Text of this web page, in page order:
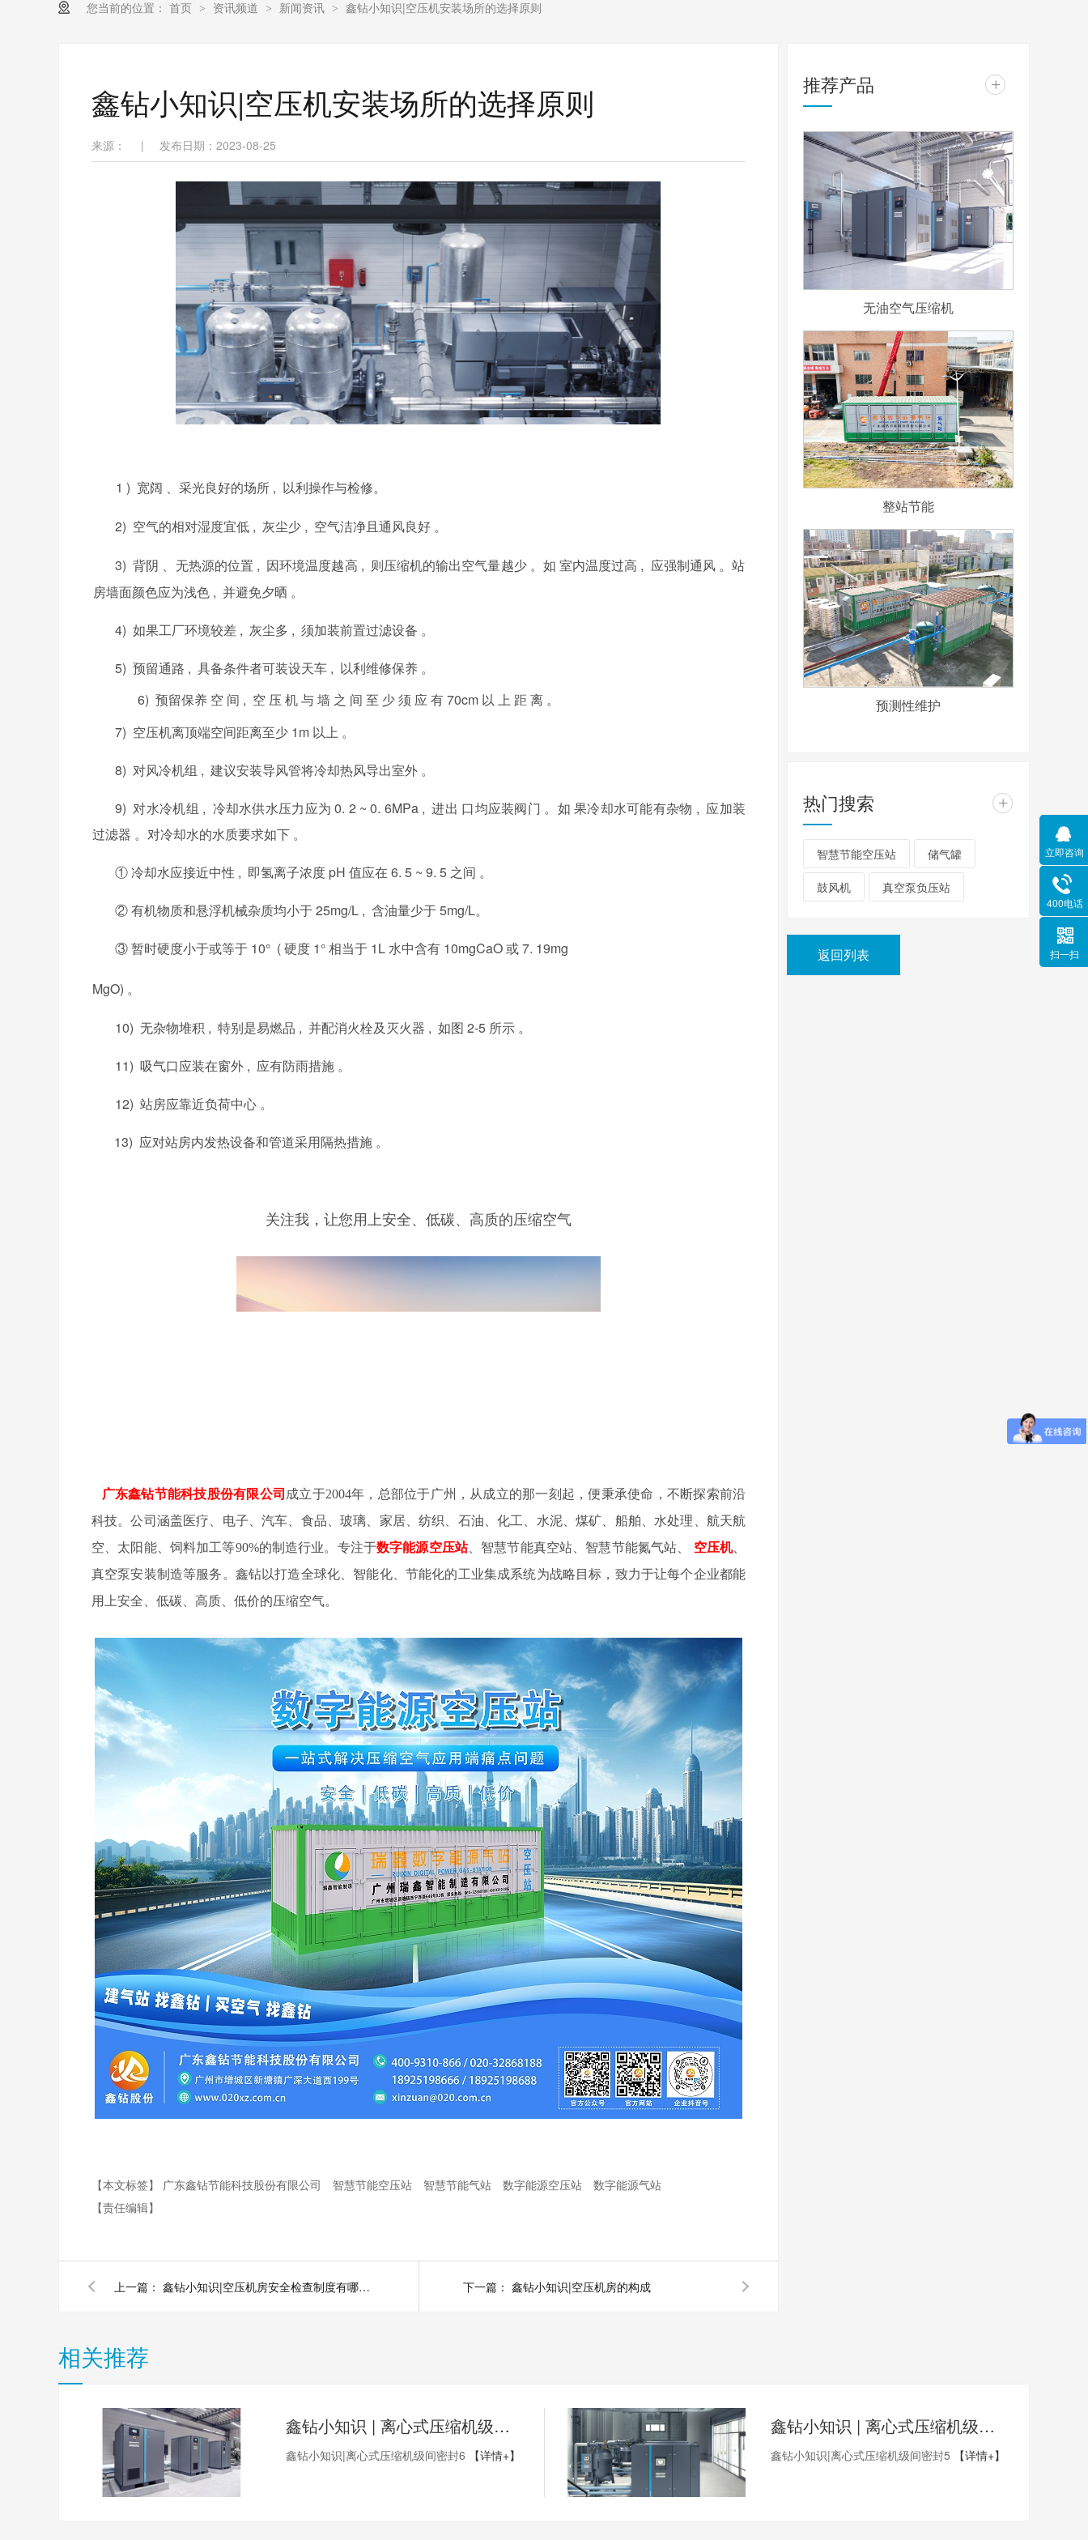
您当前的位置： 首页 > 资讯频道 > 新闻资讯 > 鑫钻小知识|空压机安装场所的选择原则
鑫钻小知识|空压机安装场所的选择原则
来源： | 发布日期：2023-08-25
1 ) 宽阔 、采光良好的场所 , 以利操作与检修。
2) 空气的相对湿度宜低, 灰尘少 , 空气洁净且通风良好 。
3) 背阴 、无热源的位置 , 因环境温度越高 , 则压缩机的输出空气量越少 。如 室内温度过高 , 应强制通风 。站
房墙面颜色应为浅色 , 并避免夕晒 。
4) 如果工厂环境较差 , 灰尘多 , 须加装前置过滤设备 。
5) 预留通路 , 具备条件者可装设天车 , 以利维修保养 。
6) 预留保养 空 间 , 空 压 机 与 墙 之 间 至 少 须 应 有70cm 以 上 距 离 。
7) 空压机离顶端空间距离至少 1m 以上 。
8) 对风冷机组 , 建议安装导风管将冷却热风导出室外 。
9) 对水冷机组 , 冷却水供水压力应为 0. 2 ~ 0. 6MPa , 进出 口均应装阀门 。如 果冷却水可能有杂物 , 应加装
过滤器 。对冷却水的水质要求如下 。
① 冷却水应接近中性 , 即氢离子浓度 pH值应在 6. 5 ~ 9. 5 之间 。
② 有机物质和悬浮机械杂质均小于25mg/L , 含油量少于 5mg/L。
③ 暂时硬度小于或等于 10° ( 硬度 1° 相当于 1L水中含有 10mgCaO或7. 19mg
MgO) 。
10) 无杂物堆积 , 特别是易燃品 , 并配消火栓及灭火器 , 如图 2-5 所示 。
11) 吸气口应装在窗外 , 应有防雨措施 。
12) 站房应靠近负荷中心 。
13) 应对站房内发热设备和管道采用隔热措施 。
关注我，让您用上安全、低碳、高质的压缩空气
广东鑫钻节能科技股份有限公司 成立于2004年，总部位于广州，从成立的那一刻起，便秉承使命，不断探索前沿
科技。公司涵盖医疗、电子、汽车、食品、玻璃、家居、纺织、石油、化工、水泥、煤矿、船舶、水处理、航天航
空、太阳能、饲料加工等90%的制造行业。专注于数字能源空压站、智慧节能真空站、智慧节能氮气站、 空压机、
真空泵安装制造等服务。鑫钻以打造全球化、智能化、节能化的工业集成系统为战略目标，致力于让每个企业都能
用上安全、低碳、高质、低价的压缩空气。
【本文标签】 广东鑫钻节能科技股份有限公司 智慧节能空压站 智慧节能气站 数字能源空压站
数字能源气站
【责任编辑】
上一篇： 鑫钻小知识|空压机房安全检查制度有哪些？（上） 下一篇： 鑫钻小知识|空压机房的构成
推荐产品 +
无油空气压缩机
整站节能
预测性维护
热门搜索 +
智慧节能空压站 储气罐
鼓风机 真空泵负压站
返回列表
相关推荐
鑫钻小知识 | 离心式压缩机级间密封6
鑫钻小知识|离心式压缩机级间密封6 【详情+】
鑫钻小知识 | 离心式压缩机级间密封5
鑫钻小知识|离心式压缩机级间密封5 【详情+】
立即咨询
400电话
扫一扫